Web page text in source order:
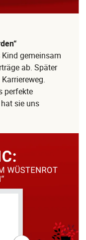
gemeinsam
ab. Später
perfekte
sie uns